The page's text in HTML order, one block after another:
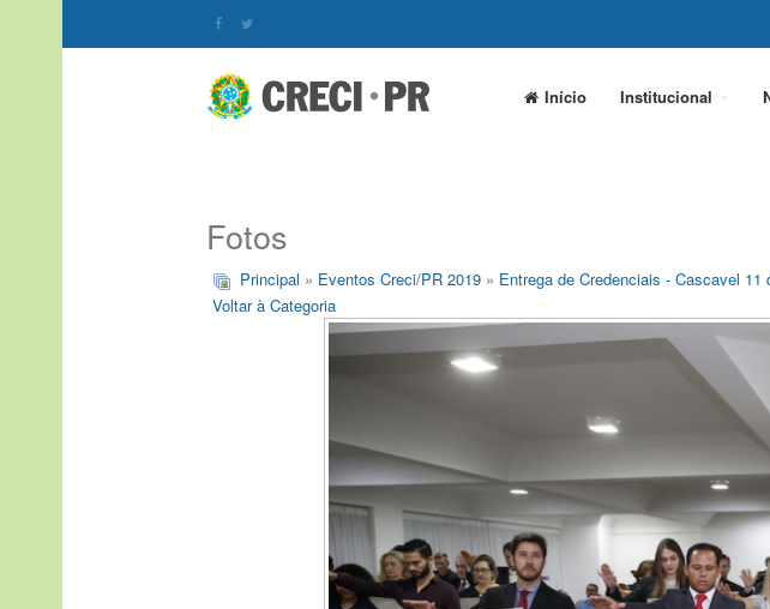
Início Institucional
Fotos
Principal » Eventos Creci/PR 2019 » Entrega de Credenciais - Cascavel 11
Voltar à Categoria